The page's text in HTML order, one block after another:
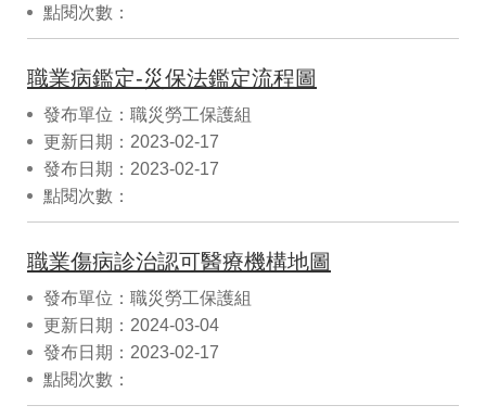
點閱次數：
職業病鑑定-災保法鑑定流程圖
發布單位：職災勞工保護組
更新日期：2023-02-17
發布日期：2023-02-17
點閱次數：
職業傷病診治認可醫療機構地圖
發布單位：職災勞工保護組
更新日期：2024-03-04
發布日期：2023-02-17
點閱次數：